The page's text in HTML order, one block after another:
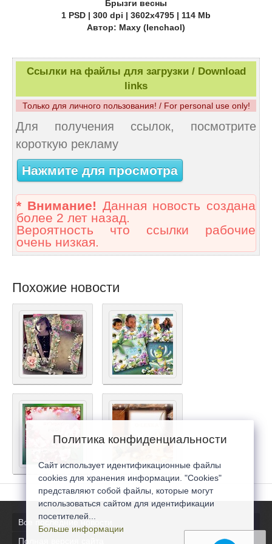
Брызги весны
1 PSD | 300 dpi | 3602x4795 | 114 Mb
Автор: Maxy (lenchaol)
Ссылки на файлы для загрузки / Download
links
Только для личного пользования! / For personal use only!
Для получения ссылок, посмотрите
короткую рекламу
Нажмите для просмотра
* Внимание! Данная новость создана
более 2 лет назад.
Вероятность что ссылки рабочие
очень низкая.
Похожие новости
Все последние новости
Полная версия сайта
Политика конфиденциальности
Сайт использует идентификационные файлы
cookies для хранения информации. "Cookies"
представляют собой файлы, которые могут
использоваться сайтом для идентификации
посетителей...
Больше информации